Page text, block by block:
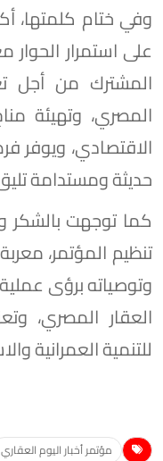
وفي ختام كلمتها،
على استمرار
المشترك من أجل
المصري، وتهيئة
الاقتصادي، ويوفر
حديثة ومستدامة
كما توجهت بالشكر
تنظيم المؤتمر،
وتوصياته برؤى
العقار المصري،
للتنمية العمرانية
مؤتمر أخبار اليوم العقاري